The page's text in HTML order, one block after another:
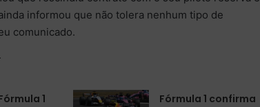
informou que não tolera nenhum tipo de
comunicado.
1
Fórmula 1 confirma